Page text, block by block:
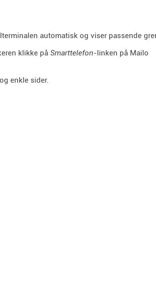
automatisk og viser passende
klikke på Smarttelefon-linken på Mailo
enkle sider.